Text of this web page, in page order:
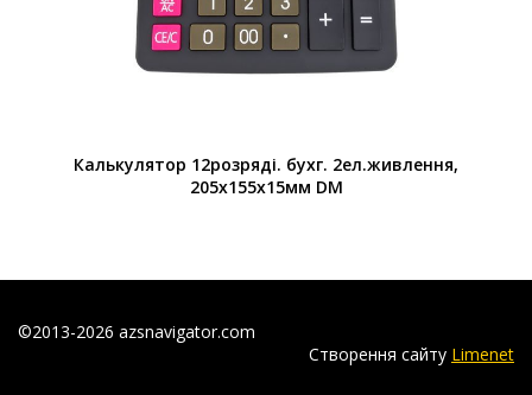
Калькулятор 12розряді. бухг. 2ел.живлення,
205х155х15мм DM
©2013-2026 azsnavigator.com
Створення сайту Limenet